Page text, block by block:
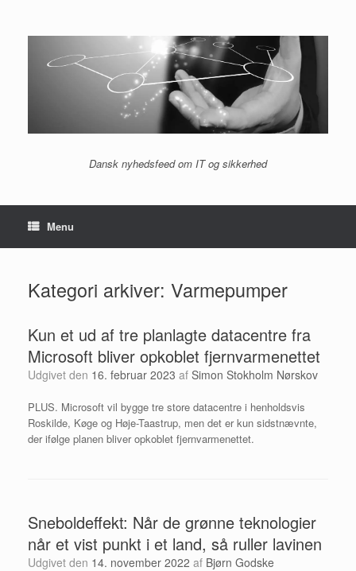
indhold
Dansk nyhedsfeed om IT og sikkerhed
Menu
Kategori arkiver: Varmepumper
Kun et ud af tre planlagte datacentre fra
Microsoft bliver opkoblet fjernvarmenettet
Udgivet den 16. februar 2023 af Simon Stokholm Nørskov
PLUS. Microsoft vil bygge tre store datacentre i henholdsvis
Roskilde, Køge og Høje-Taastrup, men det er kun sidstnævnte,
der ifølge planen bliver opkoblet fjernvarmenettet.
Sneboldeffekt: Når de grønne teknologier
når et vist punkt i et land, så ruller lavinen
Udgivet den 14. november 2022 af Bjørn Godske